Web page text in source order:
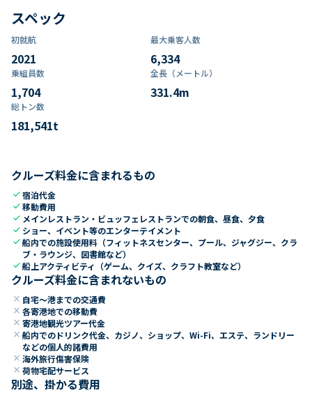
スペック
初就航
2021
最大乗客人数
6,334
乗組員数​
1,704
全長（メートル）
331.4m
総トン数​
181,541t
クルーズ料金に含まれるもの
check宿泊代金
check移動費用
check メインレストラン・ビュッフェレストランでの朝食、昼食、夕食
check ショー、イベント等のエンターテイメント
check船内での施設使用料（フィットネスセンター、プール、ジャグジー、クラ
ブ・ラウンジ、図書館など）
check船上アクティビティ（ゲーム、クイズ、クラフト教室など）
クルーズ料金に含まれないもの
close 自宅～港までの交通費
close 各寄港地での移動費
close 寄港地観光ツアー代金
close 船内でのドリンク代金、カジノ、ショップ、Wi-Fi、エステ、ランドリー
などの個人的諸費用
close 海外旅行傷害保険
close 荷物宅配サービス
別途、掛かる費用